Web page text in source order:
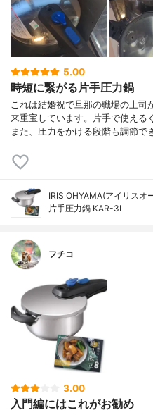
5.00
時短に繋がる片手圧力鍋
これは結婚祝で旦那の職場の上司
来重宝しています。片手で使える
また、圧力をかける段階も調節で
IRIS OHYAMA(アイリスオ
片手圧力鍋 KAR-3L
フチコ
3.00
入門編にはこれがお勧め